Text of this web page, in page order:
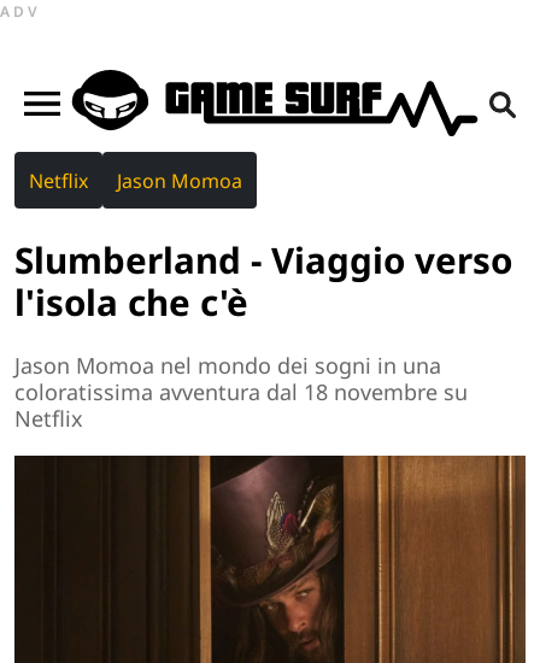
ADV
Netflix Jason Momoa
Slumberland - Viaggio verso
l'isola che c'è
Jason Momoa nel mondo dei sogni in una
coloratissima avventura dal 18 novembre su
Netflix